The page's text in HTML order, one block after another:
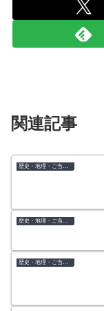
関連記事
歴史・地理・ご当地検定
歴史・地理・ご当地検定